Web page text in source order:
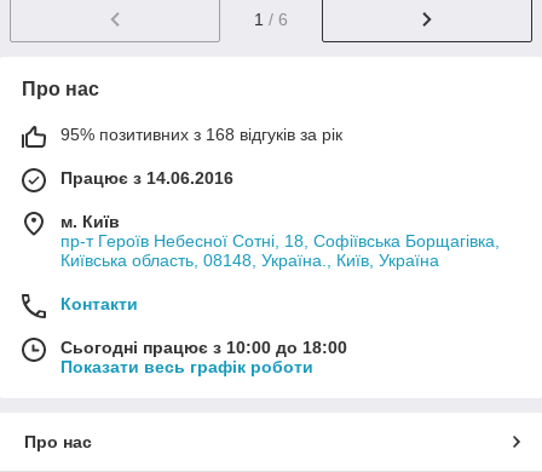
1 / 6
Про нас
95% позитивних з 168 відгуків за рік
Працює з 14.06.2016
м. Київ
пр-т Героїв Небесної Сотні, 18, Софіївська Борщагівка,
Київська область, 08148, Україна., Київ, Україна
Контакти
Сьогодні працює з 10:00 до 18:00
Показати весь графік роботи
Про нас